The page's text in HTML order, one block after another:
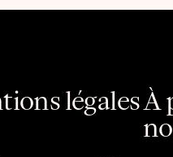
légalesÀ